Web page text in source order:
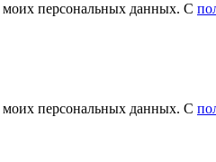
моих персональных данных. С
моих персональных данных. С